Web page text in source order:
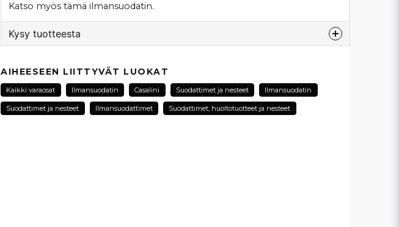
Katso myös tämä ilmansuodatin.
Kysy tuotteesta
Kysy meiltä tästä tuotteesta...
AIHEESEEN LIITTYVÄT LUOKAT
Kaikki varaosat Ilmansuodatin Casalini Suodattimet ja nesteet Ilmansuodatin
Suodattimet ja nesteet Ilmansuodattimet Suodattimet, huoltotuotteet ja nesteet